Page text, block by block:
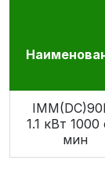
1.1 кВт 1000
мин